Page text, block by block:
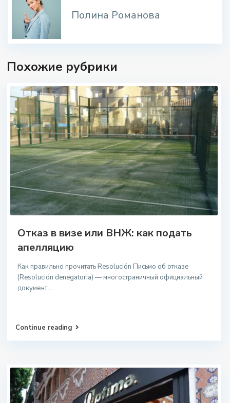
Полина Романова
Похожие рубрики
Отказ в визе или ВНЖ: как подать
апелляцию
Как правильно прочитать Resolución Письмо об отказе
(Resolución denegatoria) — многостраничный официальный
документ...
Continue reading